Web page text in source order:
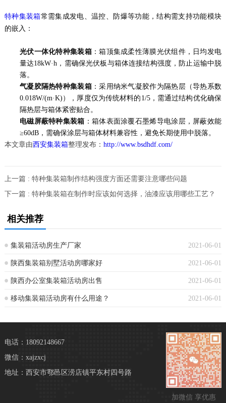
特种集装箱常需集成发电、温控、防爆等功能，结构需支持功能模块
的嵌入：
光伏一体化特种集装箱：箱顶集成柔性薄膜光伏组件，日均发电
量达18kW·h，需确保光伏板与箱体连接结构强度，防止运输中脱
落。
气凝胶隔热特种集装箱：采用纳米气凝胶作为隔热层（导热系数
0.018W/(m·K)），厚度仅为传统材料的1/5，需通过结构优化确保
隔热层与箱体紧密贴合。
电磁屏蔽特种集装箱 ：箱体表面涂覆石墨烯导电涂层，屏蔽效能
≥60dB，需确保涂层与箱体材料兼容性，避免长期使用中脱落。
本文章由西安集装箱整理发布： http://www.bsdhdf.com/
上一篇 : 特种集装箱制作结构强度方面还需要注意哪些问题
下一篇 : 特种集装箱在制作时应该如何选择，油漆应该用哪些工艺？
相关推荐
2021-06-01
集装箱活动房生产厂家
2021-06-01
陕西集装箱别墅活动房哪家好
2021-06-01
陕西办公室集装箱活动房出售
2021-06-01
移动集装箱活动房有什么用途？
加微信 享优惠
电话：18092148667
微信：xajzxcj
地址：西安市鄠邑区涝店镇平东村四号路